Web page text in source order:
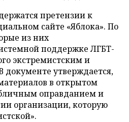
претензии к
сайте «Яблока». По
из них
поддержке ЛГБТ-
экстремистским и
утверждается,
в открытом
оправданием и
организации, которую